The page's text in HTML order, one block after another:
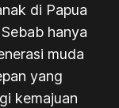
di Papua
hanya
muda
yang
kemajuan